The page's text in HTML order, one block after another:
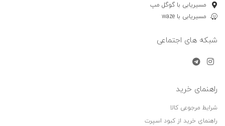
مسیریابی با گوگل مپ
مسیریابی با waze
شبکه های اجتماعی
راهنمای خرید
شرایط مرجوعی کالا
راهنمای خرید از کبود اسپرت